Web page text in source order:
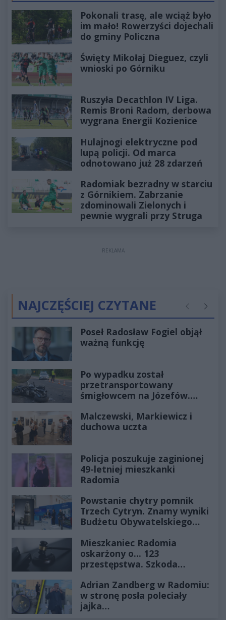
Pokonali trasę, ale wciąż było
im mało! Rowerzyści dojechali
do gminy Policzna
Święty Mikołaj Dieguez, czyli
wnioski po Górniku
Ruszyła Decathlon IV Liga.
Remis Broni Radom, derbowa
wygrana Energii Kozienice
Hulajnogi elektryczne pod
lupą policji. Od marca
odnotowano już 28 zdarzeń
Radomiak bezradny w starciu
z Górnikiem. Zabrzanie
zdominowali Zielonych i
pewnie wygrali przy Struga
REKLAMA
NAJCZĘŚCIEJ CZYTANE Poprzednie
Poseł Radosław Fogiel objął
ważną funkcję
Po wypadku został
przetransportowany
śmigłowcem na Józefów.
Malczewski, Markiewicz i
duchowa uczta
Policja poszukuje zaginionej
49-letniej mieszkanki
Radomia
Powstanie chytry pomnik
Trzech Cytryn. Znamy wyniki
Budżetu Obywatelskiego
Mieszkaniec Radomia
oskarżony o... 123
przestępstwa. Szkoda
złotych
Adrian Zandberg w Radomiu:
w stronę posła poleciały
jajka…